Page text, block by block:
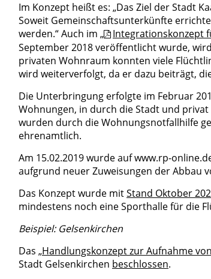
Im Konzept heißt es: „Das Ziel der Stadt
Soweit Gemeinschaftsunterkünfte
werden.“ Auch im „
Integrationskonzept
September 2018 veröffentlicht wurde,
privaten Wohnraum konnten viele
wird weiterverfolgt, da er dazu beiträgt,
Die Unterbringung erfolgte im Februar
Wohnungen, in durch die Stadt und
wurden durch die Wohnungsnotfallhilfe
ehrenamtlich.
Am 15.02.2019 wurde auf www.rp-
aufgrund neuer Zuweisungen der Abbau
Das Konzept wurde mitStand Oktober
mindestens noch eine Sporthalle für die
Beispiel: Gelsenkirchen
Das „Handlungskonzept zur Aufnahme
Stadt Gelsenkirchen beschlossen.